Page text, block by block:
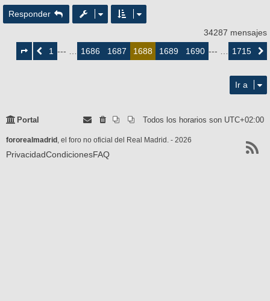
Responder
34287 mensajes
deAnterior1 --- … 1686 1687 1688 1689 1690 --- … 1715
Ir a
Portal Todos los horarios son UTC+02:00
fororealmadrid , el foro no oficial del Real Madrid. - 2026
PrivacidadCondicionesFAQ